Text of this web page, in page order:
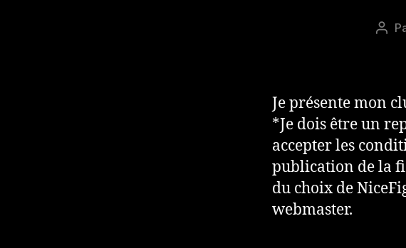
Je présente mon
*Je dois être un
accepter les
publication de la
du choix de
webmaster.